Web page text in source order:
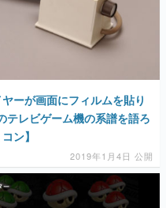
ーが画面にフィルムを貼り
レビゲーム機の系譜を語ろ
ン】
2019年1月4日 公開